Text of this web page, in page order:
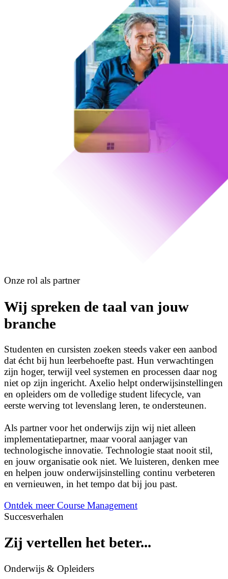
Onze rol als partner
Wij spreken de taal van jouw
branche
Studenten en cursisten zoeken steeds vaker een aanbod
dat écht bij hun leerbehoefte past. Hun verwachtingen
zijn hoger, terwijl veel systemen en processen daar nog
niet op zijn ingericht. Axelio helpt onderwijsinstellingen
en opleiders om de volledige student lifecycle, van
eerste werving tot levenslang leren, te ondersteunen.
Als partner voor het onderwijs zijn wij niet alleen
implementatiepartner, maar vooral aanjager van
technologische innovatie. Technologie staat nooit stil,
en jouw organisatie ook niet. We luisteren, denken mee
en helpen jouw onderwijsinstelling continu verbeteren
en vernieuwen, in het tempo dat bij jou past.
Ontdek meer Course Management
Succesverhalen
Zij vertellen het beter...
Onderwijs & Opleiders